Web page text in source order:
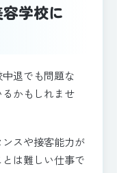
学校に
退でも問題な
かもしれませ
スや接客能力が
は難しい仕事で